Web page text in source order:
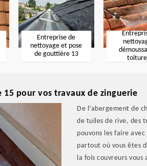
Entreprise de
nettoyage et pose
de gouttière 13
pour vos travaux de zinguerie
De l’abergement de
de tuiles de rive, des
pouvons les faire
partout où vous êtes
la fois couvreurs